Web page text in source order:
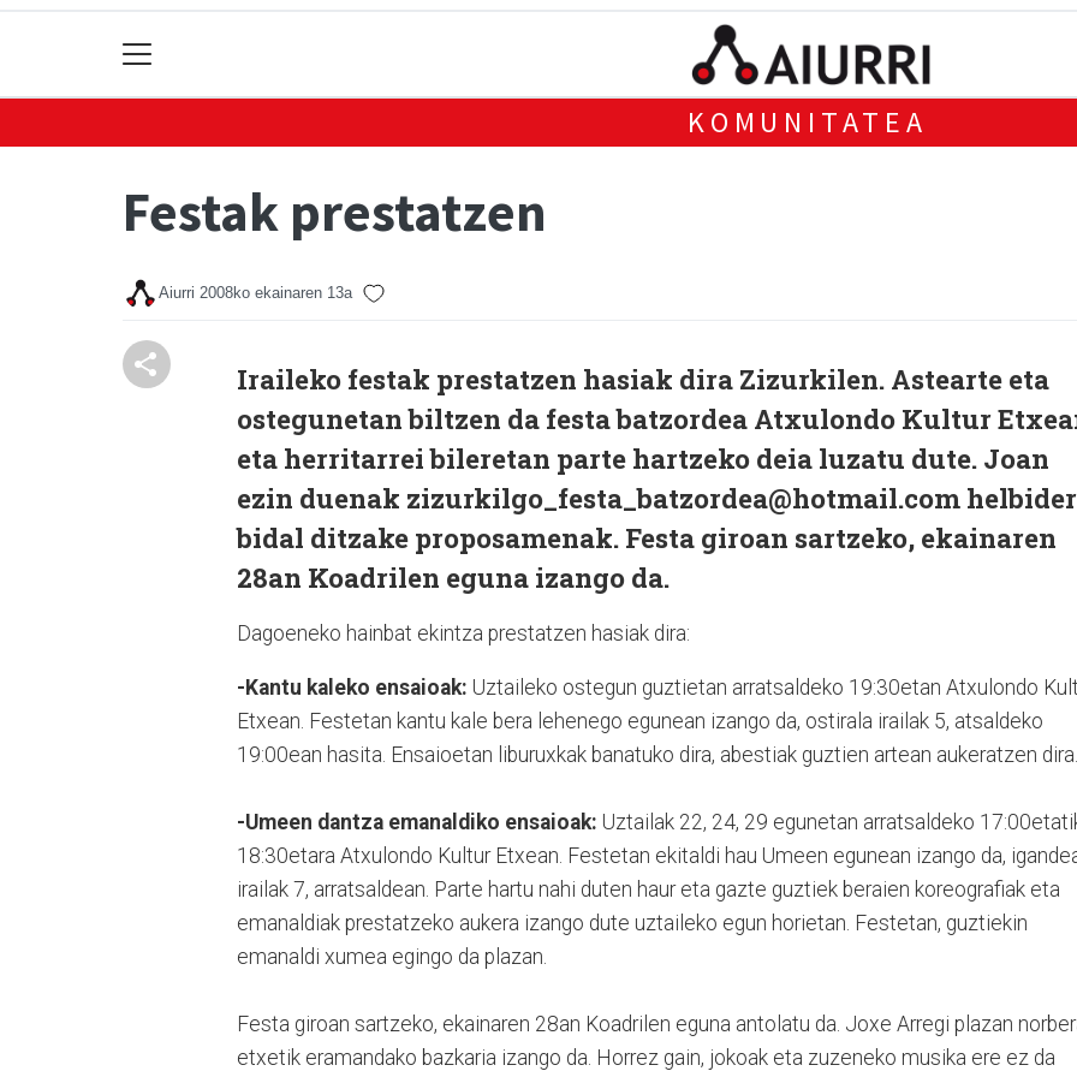
KOMUNITATEA
Festak prestatzen
Aiurri 2008ko ekainaren 13a
Iraileko festak prestatzen hasiak dira Zizurkilen. Astearte eta
ostegunetan biltzen da festa batzordea Atxulondo Kultur
eta herritarrei bileretan parte hartzeko deia luzatu dute. Joan
ezin duenak zizurkilgo_festa_batzordea@hotmail.com
bidal ditzake proposamenak. Festa giroan sartzeko, ekainaren
28an Koadrilen eguna izango da.
Dagoeneko hainbat ekintza prestatzen hasiak dira:
-Kantu kaleko ensaioak: Uztaileko ostegun guztietan arratsaldeko 19:30etan Atxulondo
Etxean. Festetan kantu kale bera lehenego egunean izango da, ostirala irailak 5, atsaldeko
19:00ean hasita. Ensaioetan liburuxkak banatuko dira, abestiak guztien artean aukeratzen dira.
-Umeen dantza emanaldiko ensaioak: Uztailak 22, 24, 29 egunetan arratsaldeko
18:30etara Atxulondo Kultur Etxean. Festetan ekitaldi hau Umeen egunean izango da,
irailak 7, arratsaldean. Parte hartu nahi duten haur eta gazte guztiek beraien koreografiak eta
emanaldiak prestatzeko aukera izango dute uztaileko egun horietan. Festetan, guztiekin
emanaldi xumea egingo da plazan.
Festa giroan sartzeko, ekainaren 28an Koadrilen eguna antolatu da. Joxe Arregi plazan
etxetik eramandako bazkaria izango da. Horrez gain, jokoak eta zuzeneko musika ere ez da